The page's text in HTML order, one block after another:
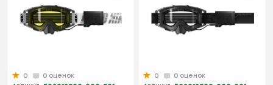
0
0 оценок
0
0 оценок